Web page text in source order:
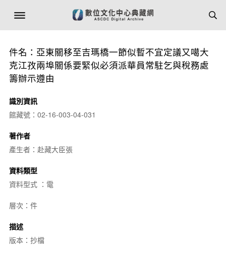
件名：亞東關移至吉瑪橋一節似暫不宜定議又噶大
克江孜兩埠關係要緊似必須派華員常駐乞與稅務處
籌辦示遵由
識別資訊
館藏號：02-16-003-04-031
著作者
產生者：赴藏大臣張
資料類型
資料型式 ：電
層次：件
描述
版本：抄檔